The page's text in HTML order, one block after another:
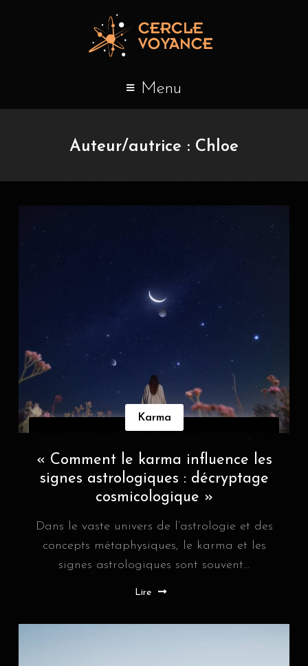
Menu
Auteur/autrice : Chloe
Karma
« Comment le karma influence les
signes astrologiques : décryptage
cosmicologique »
Dans le vaste univers de l’astrologie et des
concepts métaphysiques, le karma et les
signes astrologiques sont souvent...
Lire